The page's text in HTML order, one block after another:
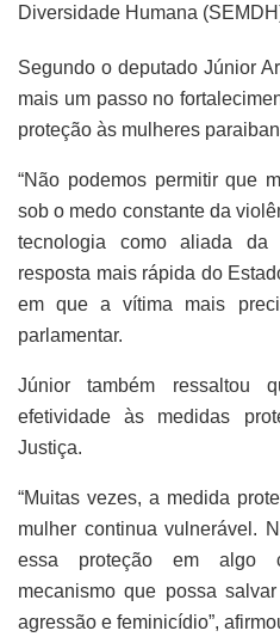
Diversidade Humana
Segundo o deputado Júnior
mais um passo no
proteção às mulheres
“Não podemos permitir que
sob o medo constante da
tecnologia como aliada da
resposta mais rápida do
em que a vítima mais
parlamentar.
Júnior também ressaltou
efetividade às medidas
Justiça.
“Muitas vezes, a medida
mulher continua vulnerável.
essa proteção em algo
mecanismo que possa
agressão e feminicídio”,